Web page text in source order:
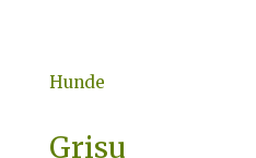
Hunde
Grisu